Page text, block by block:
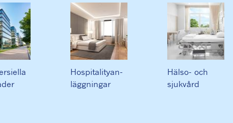
Hospitalityan-
läggningar
Hälso- och
sjukvård